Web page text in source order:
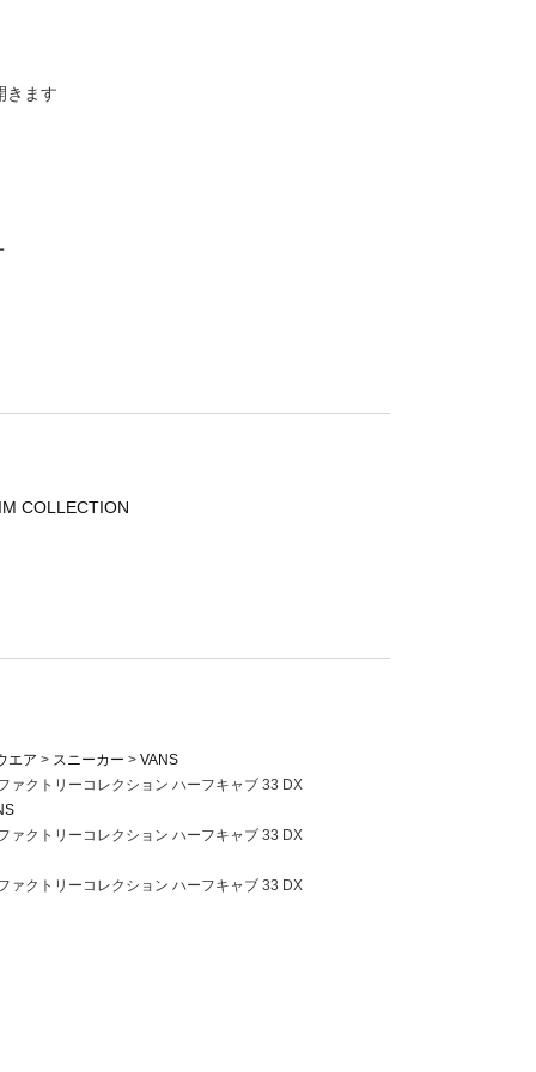
きます
COLLECTION
エア スニーカー
VANS
ァクトリーコレクション ハーフキャブ 33 DX
ァクトリーコレクション ハーフキャブ 33 DX
ァクトリーコレクション ハーフキャブ 33 DX